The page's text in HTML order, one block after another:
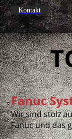
Kontakt
Fanuc
Wir sind stolz
Fanuc und das